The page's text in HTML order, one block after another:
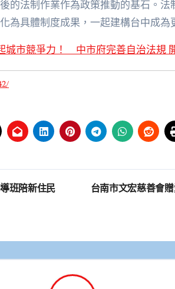
的法制作業作為政策推動的基石。
為具體制度成果，一起建構台中成為
城市競爭力！ 中市府完善自治法規
班陪新住民
台南市文宏慈善會